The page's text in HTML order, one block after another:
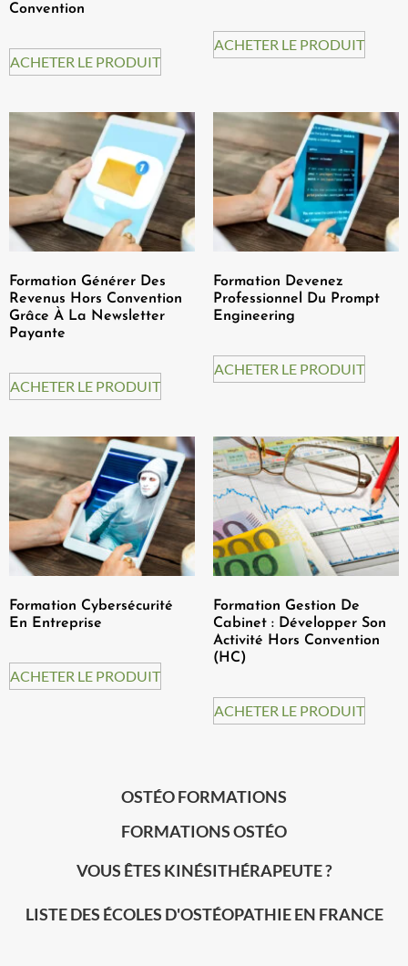
Convention
ACHETER LE PRODUIT
ACHETER LE PRODUIT
Formation Générer Des
Revenus Hors Convention
Grâce À La Newsletter
Payante
ACHETER LE PRODUIT
Formation Devenez
Professionnel Du Prompt
Engineering
ACHETER LE PRODUIT
Formation Cybersécurité
En Entreprise
ACHETER LE PRODUIT
Formation Gestion De
Cabinet : Développer Son
Activité Hors Convention
(HC)
ACHETER LE PRODUIT
OSTÉO FORMATIONS
FORMATIONS OSTÉO
VOUS ÊTES KINÉSITHÉRAPEUTE ?
LISTE DES ÉCOLES D'OSTÉOPATHIE EN FRANCE